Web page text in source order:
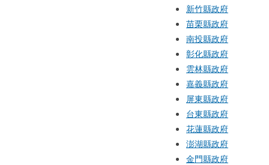
新竹縣政府
苗栗縣政府
南投縣政府
彰化縣政府
雲林縣政府
嘉義縣政府
屏東縣政府
台東縣政府
花蓮縣政府
澎湖縣政府
金門縣政府